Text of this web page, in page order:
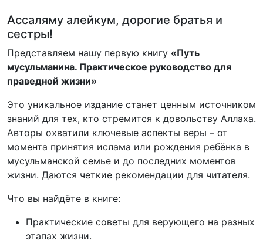
Ассаляму алейкум, дорогие братья и
сестры!
Представляем нашу первую книгу «Путь
мусульманина. Практическое руководство для
праведной жизни»
Это уникальное издание станет ценным источником
знаний для тех, кто стремится к довольству Аллаха.
Авторы охватили ключевые аспекты веры – от
момента принятия ислама или рождения ребёнка в
мусульманской семье и до последних моментов
жизни. Даются четкие рекомендации для читателя.
Что вы найдёте в книге:
Практические советы для верующего на разных
этапах жизни.